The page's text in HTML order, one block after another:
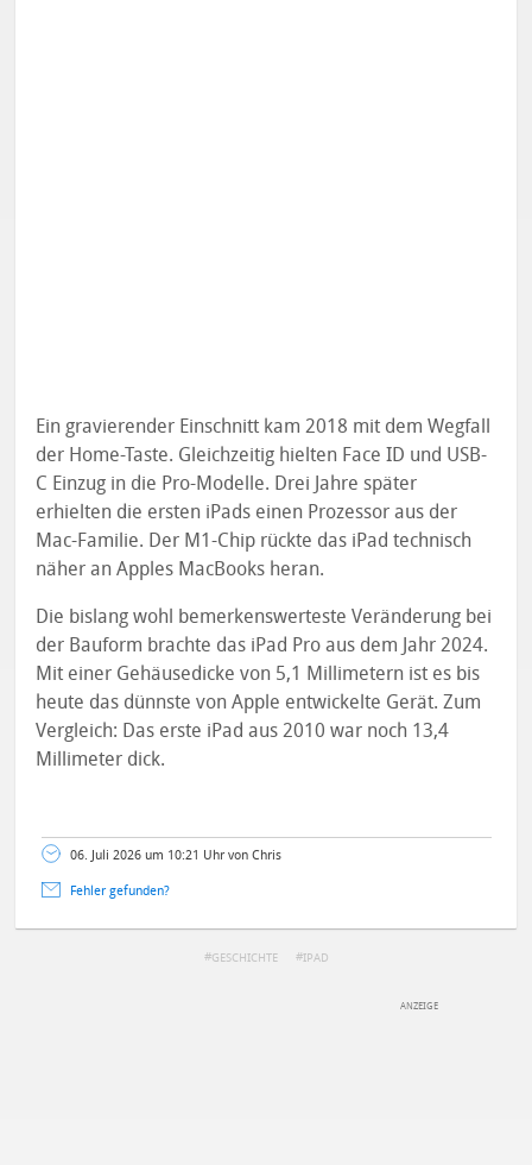
Ein gravierender Einschnitt kam 2018 mit dem Wegfall
der Home-Taste. Gleichzeitig hielten Face ID und USB-
C Einzug in die Pro-Modelle. Drei Jahre später
erhielten die ersten iPads einen Prozessor aus der
Mac-Familie. Der M1-Chip rückte das iPad technisch
näher an Apples MacBooks heran.
Die bislang wohl bemerkenswerteste Veränderung bei
der Bauform brachte das iPad Pro aus dem Jahr 2024.
Mit einer Gehäusedicke von 5,1 Millimetern ist es bis
heute das dünnste von Apple entwickelte Gerät. Zum
Vergleich: Das erste iPad aus 2010 war noch 13,4
Millimeter dick.
06. Juli 2026 um 10:21 Uhr von Chris
Fehler gefunden?
GESCHICHTE IPAD